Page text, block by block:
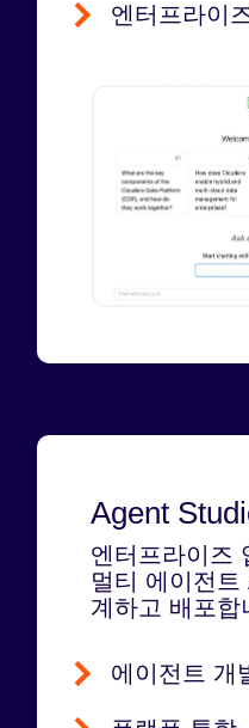
엔터프라이
Agent
엔터프라이즈
멀티 에이전트
계하고 배포합
에이전트 개